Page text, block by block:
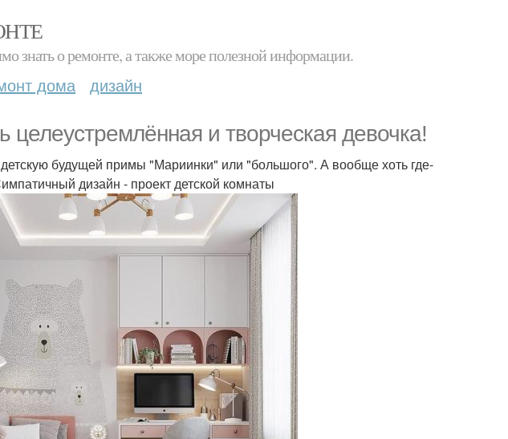
знать о ремонте, а также море полезной информации.
дома дизайн
целеустремлённая и творческая девочка!
будущей примы "Мариинки" или "большого". А вообще хоть где-
дизайн - проект детской комнаты